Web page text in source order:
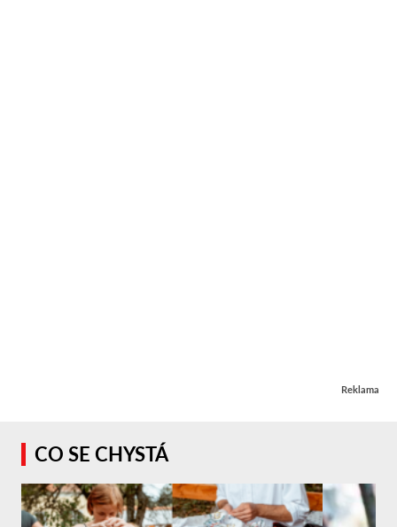
Reklama
CO SE CHYSTÁ